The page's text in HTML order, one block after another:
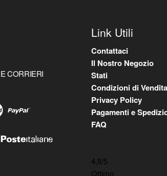
CORRIERI
Link Utili
Contattaci
Il Nostro Negozio
Stati
Condizioni di Vendita
Privacy Policy
Pagamenti e
FAQ
4,8/5
Ottimo